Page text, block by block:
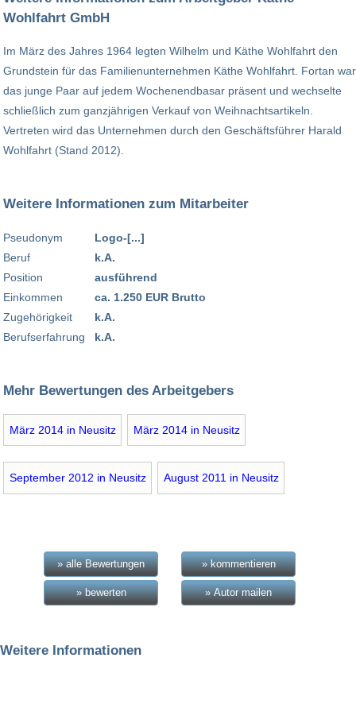
Wohlfahrt GmbH
Im März des Jahres 1964 legten Wilhelm und Käthe Wohlfahrt den
Grundstein für das Familienunternehmen Käthe Wohlfahrt. Fortan war
das junge Paar auf jedem Wochenendbasar präsent und wechselte
schließlich zum ganzjährigen Verkauf von Weihnachtsartikeln.
Vertreten wird das Unternehmen durch den Geschäftsführer Harald
Wohlfahrt (Stand 2012).
Weitere Informationen zum Mitarbeiter
Pseudonym
Beruf
Position
Einkommen
Zugehörigkeit
Berufserfahrung
Logo-[...]
k.A.
ausführend
ca. 1.250 EUR Brutto
k.A.
k.A.
Mehr Bewertungen des Arbeitgebers
März 2014 in Neusitz März 2014 in Neusitz
September 2012 in Neusitz August 2011 in Neusitz
» alle Bewertungen » kommentieren
» bewerten » Autor mailen
Weitere Informationen